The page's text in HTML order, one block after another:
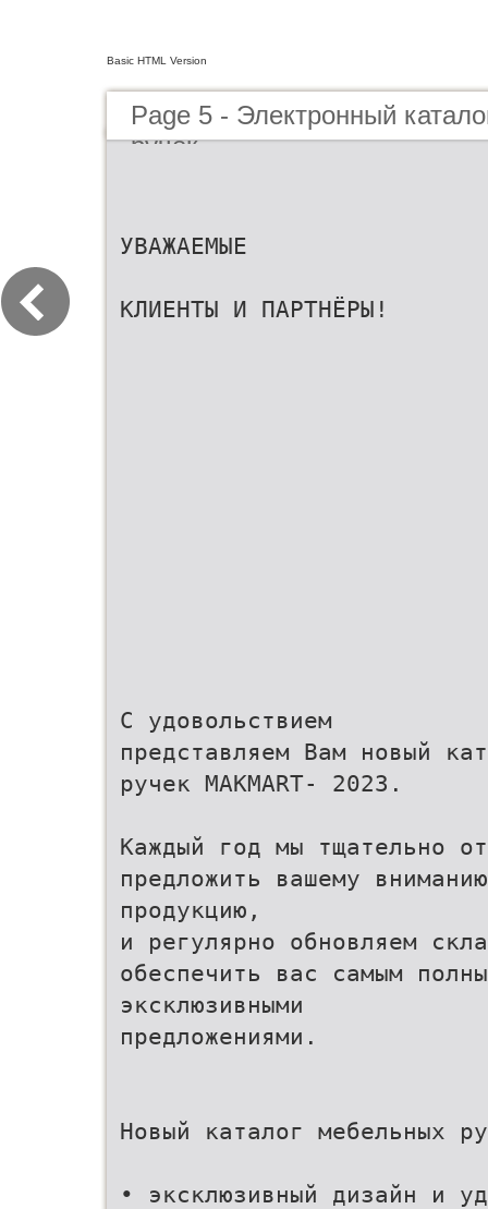
Basic HTML Version
Page 5 - Электронный
ручек
УВАЖАЕМЫЕ
КЛИЕНТЫ И ПАРТНЁРЫ!
С удовольствием
представляем Вам новый
ручек MAKMART- 2023.
Каждый год мы тщательно
предложить вашему
продукцию,
и регулярно обновляем
обеспечить вас самым
эксклюзивными
предложениями.
Новый каталог мебельных
• эксклюзивный дизайн и